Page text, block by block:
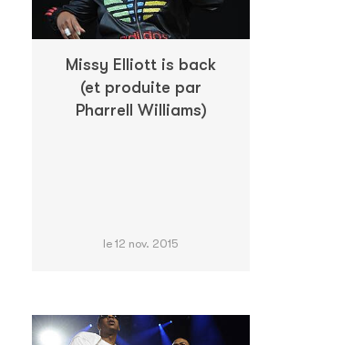
Missy Elliott is back
(et produite par
Pharrell Williams)
le 12 nov. 2015